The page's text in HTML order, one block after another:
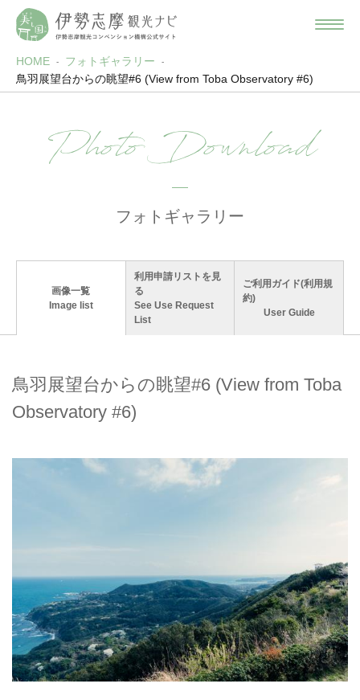
HOME
フォトギャラリー
鳥羽展望台からの眺望#6 (View from Toba Observatory #6)
Photo Download
フォトギャラリー
画像一覧
Image list
利用申請リストを見
る
See Use Request
List
ご利用ガイド(利用規
約)
User Guide
鳥羽展望台からの眺望#6 (View from Toba
Observatory #6)